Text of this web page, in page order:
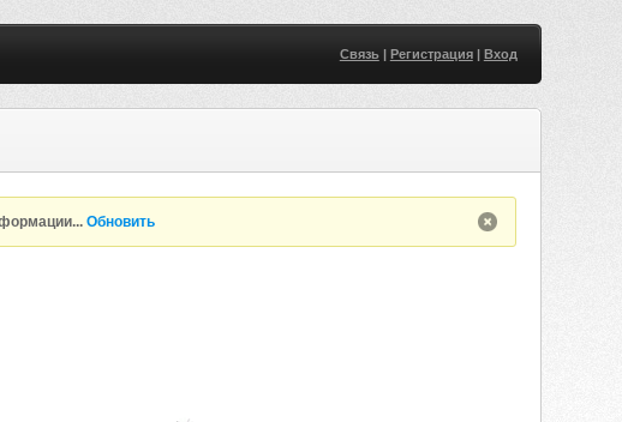
Связь| Регистрация| Вход
Обновить